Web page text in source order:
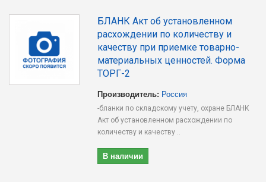
БЛАНК Акт об установленном
расхождении по количеству и
качеству при приемке товарно-
материальных ценностей. Форма
ТОРГ-2
Производитель: Россия
-бланки по складскому учету, охране БЛАНК
Акт об установленном расхождении по
количеству и качеству ..
В наличии